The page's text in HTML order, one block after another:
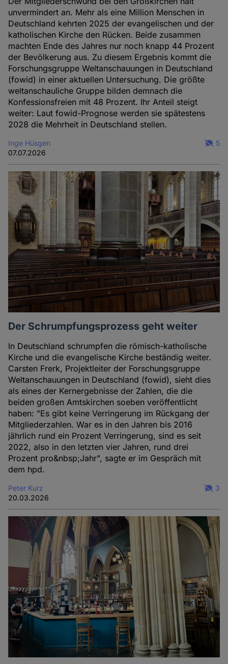
unvermindert an. Mehr als eine Million Menschen in
Deutschland kehrten 2025 der evangelischen und der
katholischen Kirche den Rücken. Beide zusammen
machten Ende des Jahres nur noch knapp 44 Prozent
der Bevölkerung aus. Zu diesem Ergebnis kommt die
Forschungsgruppe Weltanschauungen in Deutschland
(fowid) in einer aktuellen Untersuchung. Die größte
weltanschauliche Gruppe bilden demnach die
Konfessionsfreien mit 48 Prozent. Ihr Anteil steigt
weiter: Laut fowid-Prognose werden sie spätestens
2028 die Mehrheit in Deutschland stellen.
Inge Hüsgen
07.07.2026
5
Der Schrumpfungsprozess geht weiter
In Deutschland schrumpfen die römisch-katholische
Kirche und die evangelische Kirche beständig weiter.
Carsten Frerk, Projektleiter der Forschungsgruppe
Weltanschauungen in Deutschland (fowid), sieht dies
als eines der Kernergebnisse der Zahlen, die die
beiden großen Amtskirchen soeben veröffentlicht
haben: "Es gibt keine Verringerung im Rückgang der
Mitgliederzahlen. War es in den Jahren bis 2016
jährlich rund ein Prozent Verringerung, sind es seit
2022, also in den letzten vier Jahren, rund drei
Prozent pro&nbsp;Jahr", sagte er im Gespräch mit
dem hpd.
Peter Kurz
20.03.2026
3